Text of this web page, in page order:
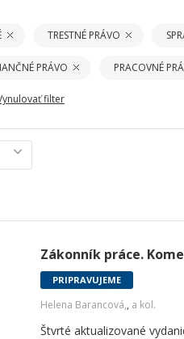
TRESTNÉ PRÁVO
PRÁVO PRACOVNÉ
filter
Zákonník práce.
PRIPRAVUJEME
Helena Barancová,, a kol.
Štvrté aktualizované